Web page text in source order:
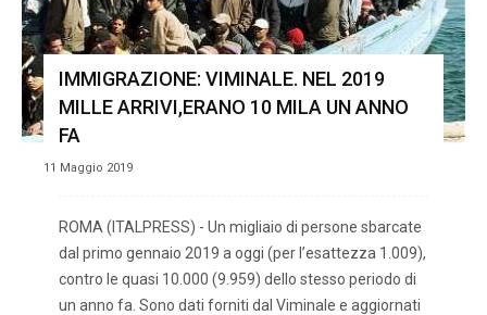
IMMIGRAZIONE: VIMINALE. NEL 2019
MILLE ARRIVI,ERANO 10 MILA UN ANNO
FA
11 Maggio 2019
ROMA (ITALPRESS) - Un migliaio di persone sbarcate
dal primo gennaio 2019 a oggi (per l’esattezza 1.009),
contro le quasi 10.000 (9.959) dello stesso periodo di
un anno fa. Sono dati forniti dal Viminale e aggiornati